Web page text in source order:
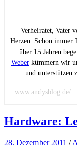
Verheiratet, Vater
Herzen. Schon immer
über 15 Jahren
Weberkümmern wir
und unterstützen
www.andysblog.de/
Hardware:
28. Dezember 2011 /